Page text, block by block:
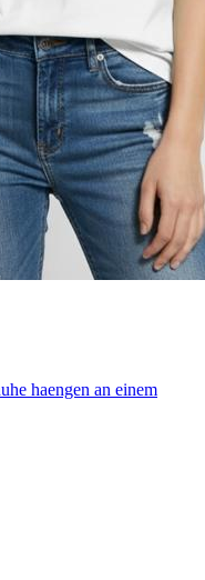
haengen an einem